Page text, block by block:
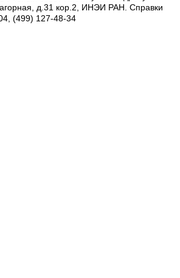
д.31 кор.2, ИНЭИ РАН. Справки
(499) 127-48-34